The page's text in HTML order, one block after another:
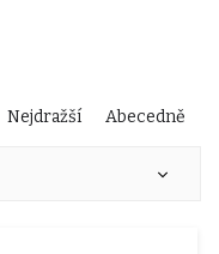
Nejdražší Abecedně